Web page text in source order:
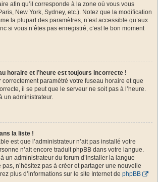
afin qu’il corresponde à la zone où vous vous
New York, Sydney, etc.). Notez que la modification
la plupart des paramètres, n’est accessible qu’aux
si vous n’êtes pas enregistré, c’est le bon moment
horaire et l’heure est toujours incorrecte !
correctement paramétré votre fuseau horaire et que
il se peut que le serveur ne soit pas à l’heure.
un administrateur.
la liste !
est que l’administrateur n’ait pas installé votre
n’ait encore traduit phpBB dans votre langue.
un administrateur du forum d’installer la langue
pas, n’hésitez pas à créer et partager une nouvelle
plus d’informations sur le site Internet de phpBB